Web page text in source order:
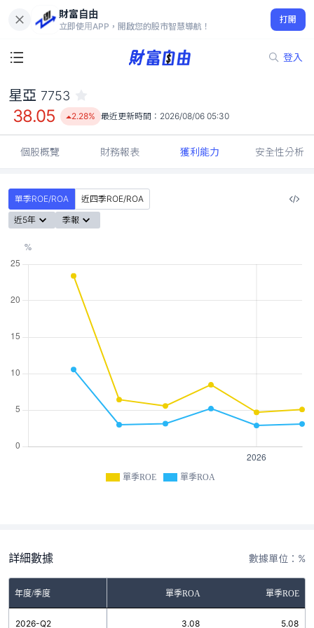
財富自由
立即使用APP，開啟您的股市智慧導航！
打開
登入
38.05
2.28%
星亞 7753
38.05 2.28% 最近更新時間： 2026/08/06 05:30
個股概覽 財務報表 獲利能力 安全性分析
單季ROE/ROA
近四季ROE/ROA
近5年
季報
單季ROE 單季ROA
詳細數據 數據單位：%
年度/季度 單季ROA 單季ROE
2026-Q2 3.08 5.08